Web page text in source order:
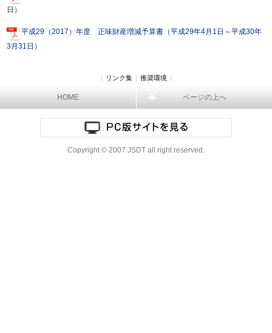
日）
平成29（2017）年度 正味財産増減予算書（平成29年4月1日～平成30年
3月31日）
| リンク集 | 推奨環境 |
HOME ページの上へ
Copyright © 2007 JSDT all right reserved.